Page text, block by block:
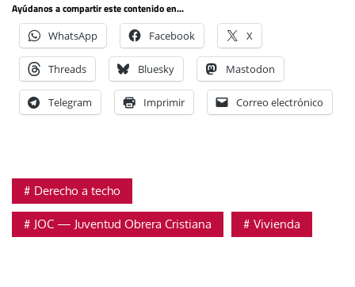
Ayúdanos a compartir este contenido en...
WhatsApp Facebook X
Threads Bluesky Mastodon
Telegram Imprimir Correo electrónico
Derecho a techo
JOC — Juventud Obrera Cristiana Vivienda